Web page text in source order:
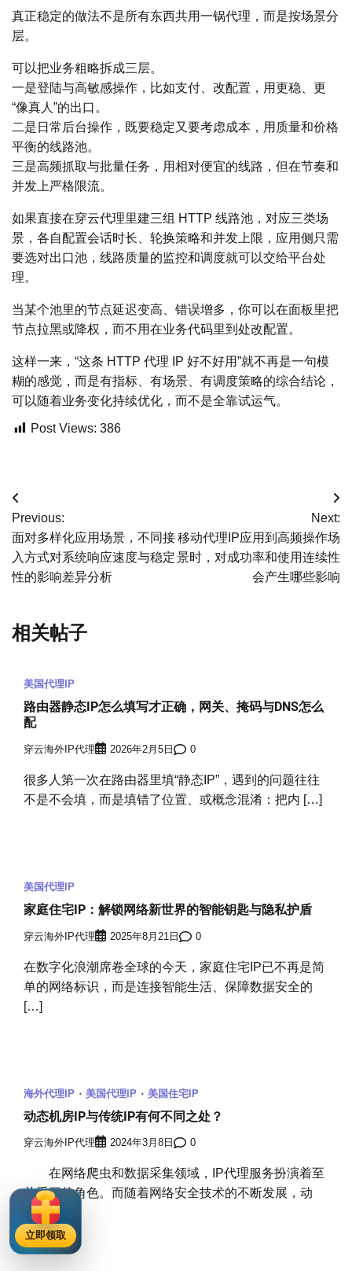
真正稳定的做法不是所有东西共用一锅代理，而是按场景分
层。
可以把业务粗略拆成三层。
一是登陆与高敏感操作，比如支付、改配置，用更稳、更
“像真人”的出口。
二是日常后台操作，既要稳定又要考虑成本，用质量和价格
平衡的线路池。
三是高频抓取与批量任务，用相对便宜的线路，但在节奏和
并发上严格限流。
如果直接在穿云代理里建三组 HTTP 线路池，对应三类场
景，各自配置会话时长、轮换策略和并发上限，应用侧只需
要选对出口池，线路质量的监控和调度就可以交给平台处
理。
当某个池里的节点延迟变高、错误增多，你可以在面板里把
节点拉黑或降权，而不用在业务代码里到处改配置。
这样一来，“这条 HTTP 代理 IP 好不好用”就不再是一句模
糊的感觉，而是有指标、有场景、有调度策略的综合结论，
可以随着业务变化持续优化，而不是全靠试运气。
Post Views: 386
文
章
导
Previous:
面对多样化应用场景，不同接
入方式对系统响应速度与稳定
性的影响差异分析
Next:
移动代理IP应用到高频操作场
景时，对成功率和使用连续性
会产生哪些影响
相关帖子
美国代理IP
路由器静态IP怎么填写才正确，网关、掩码与DNS怎么
配
穿云海外IP代理 2026年2月5日 0
很多人第一次在路由器里填“静态IP”，遇到的问题往往
不是不会填，而是填错了位置、或概念混淆：把内 […]
美国代理IP
家庭住宅IP：解锁网络新世界的智能钥匙与隐私护盾
穿云海外IP代理 2025年8月21日 0
在数字化浪潮席卷全球的今天，家庭住宅IP已不再是简
单的网络标识，而是连接智能生活、保障数据安全的
[…]
海外代理IP 美国代理IP 美国住宅IP
动态机房IP与传统IP有何不同之处？
穿云海外IP代理 2024年3月8日 0
在网络爬虫和数据采集领域，IP代理服务扮演着至
关重要的角色。而随着网络安全技术的不断发展，动
[…]
立即领取